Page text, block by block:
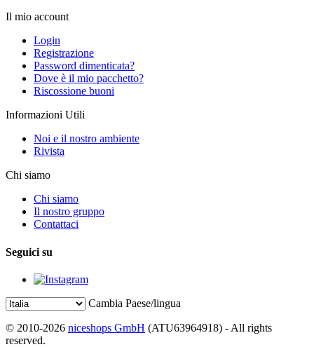
Il mio account
Login
Registrazione
Password dimenticata?
Dove è il mio pacchetto?
Riscossione buoni
Informazioni Utili
Noi e il nostro ambiente
Rivista
Chi siamo
Chi siamo
Il nostro gruppo
Contattaci
Seguici su
Cambia Paese/lingua
© 2010-2026 niceshops GmbH (ATU63964918) - All rights
reserved.